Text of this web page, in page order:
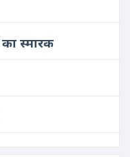
का स्मारक